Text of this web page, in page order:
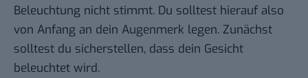
Beleuchtung nicht stimmt. Du solltest hierauf also
von Anfang an dein Augenmerk legen. Zunächst
solltest du sicherstellen, dass dein Gesicht
beleuchtet wird.